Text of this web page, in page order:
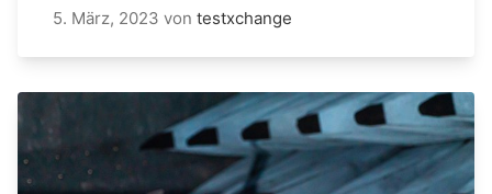
5. März, 2023 von testxchange